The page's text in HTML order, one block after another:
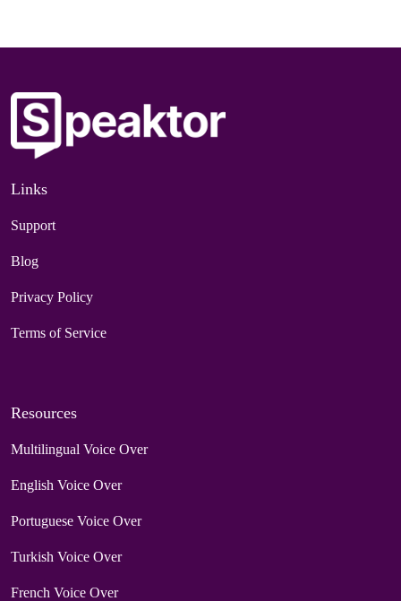
Links
Support
Blog
Privacy Policy
Terms of Service
Resources
Multilingual Voice Over
English Voice Over
Portuguese Voice Over
Turkish Voice Over
French Voice Over